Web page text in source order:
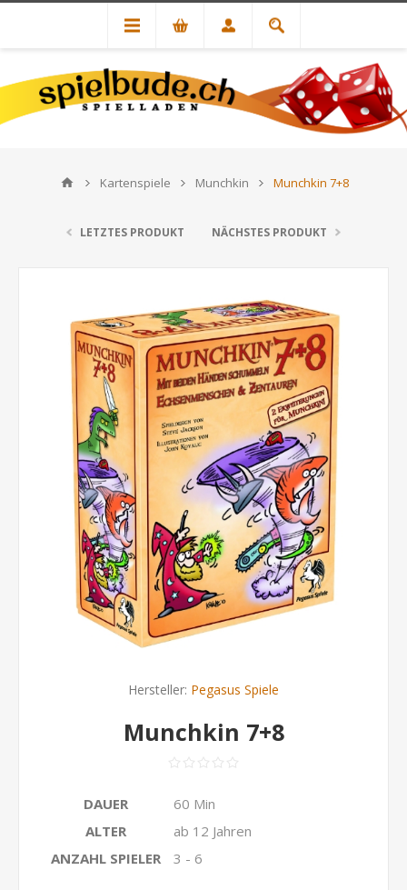
Kartenspiele Munchkin Munchkin 7+8
LETZTES PRODUKT NÄCHSTES PRODUKT
Hersteller: Pegasus Spiele
Munchkin 7+8
DAUER
60 Min
ALTER
ab 12 Jahren
ANZAHL SPIELER
3 - 6